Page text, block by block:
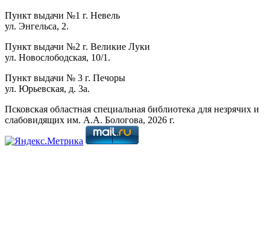
Пункт выдачи №1 г. Невель
ул. Энгельса, 2.
Пункт выдачи №2 г. Великие Луки
ул. Новослободская, 10/1.
Пункт выдачи № 3 г. Печоры
ул. Юрьевская, д. 3а.
Псковская областная специальная библиотека для незрячих и
слабовидящих им. А.А. Бологова, 2026 г.